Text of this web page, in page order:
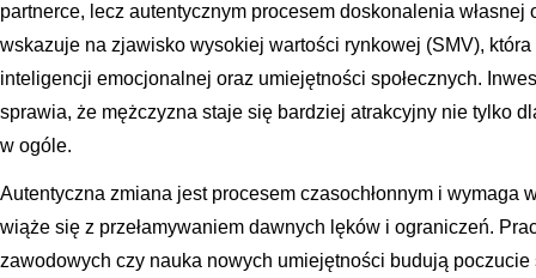
partnerce, lecz autentycznym procesem doskonalenia własnej
wskazuje na zjawisko wysokiej wartości rynkowej (SMV),
inteligencji emocjonalnej oraz umiejętności społecznych.
sprawia, że mężczyzna staje się bardziej atrakcyjny nie tylko
w ogóle.
Autentyczna zmiana jest procesem czasochłonnym i wymaga
wiąże się z przełamywaniem dawnych lęków i ograniczeń.
zawodowych czy nauka nowych umiejętności budują